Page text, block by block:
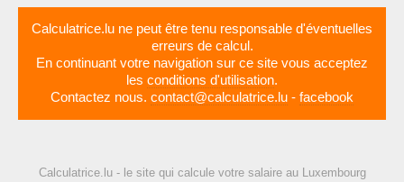
Calculatrice.lu ne peut être tenu responsable d'éventuelles
erreurs de calcul.
En continuant votre navigation sur ce site vous acceptez
les conditions d'utilisation.
Contactez nous. contact@calculatrice.lu - facebook
Calculatrice.lu - le site qui calcule votre salaire au Luxembourg